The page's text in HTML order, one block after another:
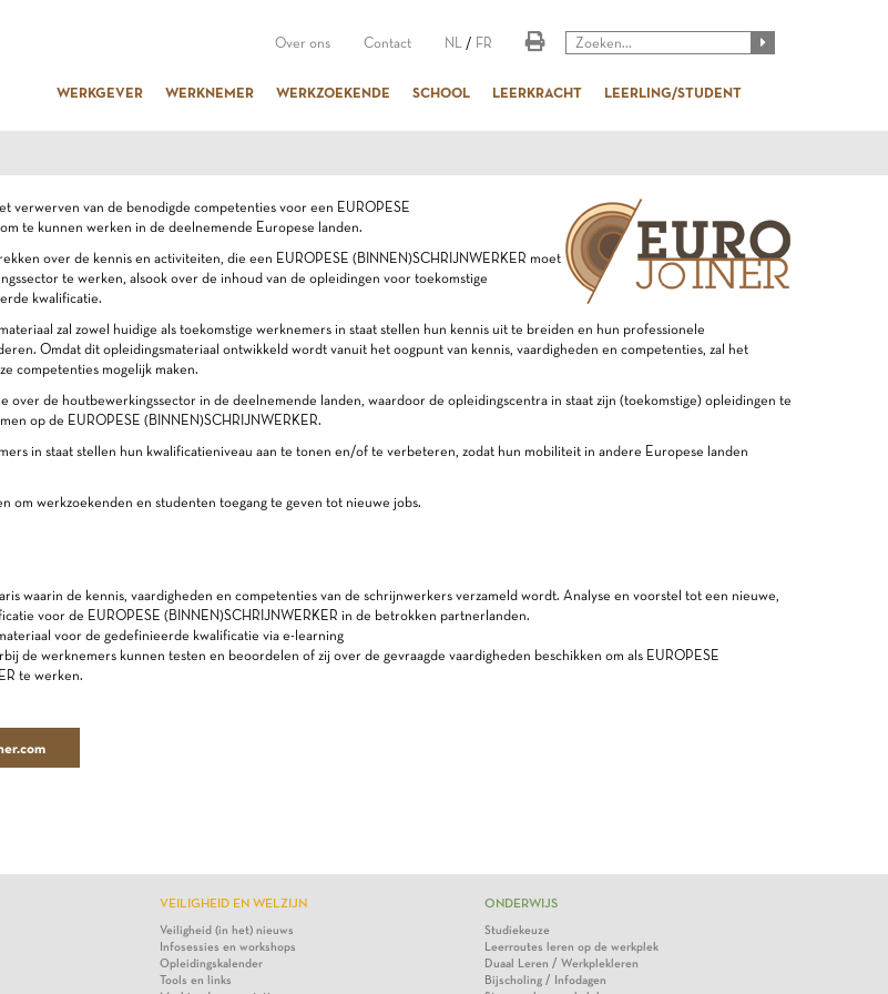
Over ons Contact NL / FR
WERKGEVER WERKNEMER WERKZOEKENDE SCHOOL LEERKRACHT LEERLING/STUDENT
verwerven van de benodigde competenties voor een EUROPESE
te kunnen werken in de deelnemende Europese landen.
over de kennis en activiteiten, die een EUROPESE (BINNEN)SCHRIJNWERKER moet
te werken, alsook over de inhoud van de opleidingen voor toekomstige
kwalificatie.
zal zowel huidige als toekomstige werknemers in staat stellen hun kennis uit te breiden en hun professionele
Omdat dit opleidingsmateriaal ontwikkeld wordt vanuit het oogpunt van kennis, vaardigheden en competenties, zal het
competenties mogelijk maken.
over de houtbewerkingssector in de deelnemende landen, waardoor de opleidingscentra in staat zijn (toekomstige) opleidingen te
op de EUROPESE (BINNEN)SCHRIJNWERKER.
in staat stellen hun kwalificatieniveau aan te tonen en/of te verbeteren, zodat hun mobiliteit in andere Europese landen
om werkzoekenden en studenten toegang te geven tot nieuwe jobs.
waarin de kennis, vaardigheden en competenties van de schrijnwerkers verzameld wordt. Analyse en voorstel tot een nieuwe,
voor de EUROPESE (BINNEN)SCHRIJNWERKER in de betrokken partnerlanden.
voor de gedefinieerde kwalificatie via e-learning
de werknemers kunnen testen en beoordelen of zij over de gevraagde vaardigheden beschikken om als EUROPESE
te werken.
VEILIGHEID EN WELZIJN
Veiligheid (in het) nieuws
Infosessies en workshops
Opleidingskalender
Tools en links
ONDERWIJS
Studiekeuze
Leerroutes leren op de werkplek
Duaal Leren / Werkplekleren
Bijscholing / Infodagen